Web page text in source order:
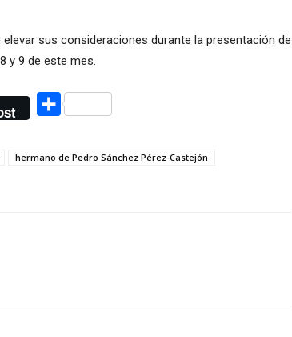
sus consideraciones durante la presentación de
y 9 de este mes.
Compartir
hermano de Pedro Sánchez Pérez-Castejón